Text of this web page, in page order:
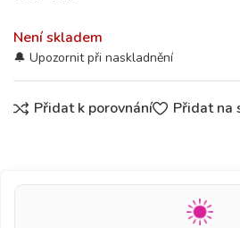
Není skladem
Přidat k porovnání Přidat na